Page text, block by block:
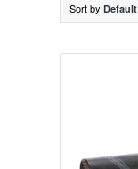
Sort by Default